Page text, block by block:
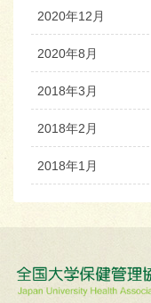
2020年12月
2020年8月
2018年3月
2018年2月
2018年1月